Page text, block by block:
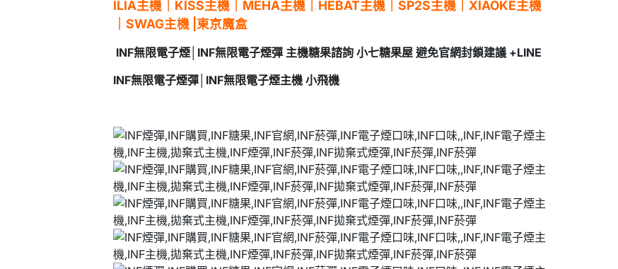
ILIA主機 KISS主機 MEHA主機 HEBAT主機 ｜SP2S主機 ｜XIAOKE主機
｜SWAG主機 |東京魔盒
INF無限電子煙│INF無限電子煙彈 主機糖果諮詢 小七糖果屋 避免官網封鎖建議 +LINE
INF無限電子煙彈 INF無限電子煙主機 小飛機